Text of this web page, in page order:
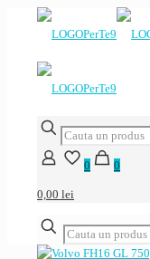
0 0
0,00 lei